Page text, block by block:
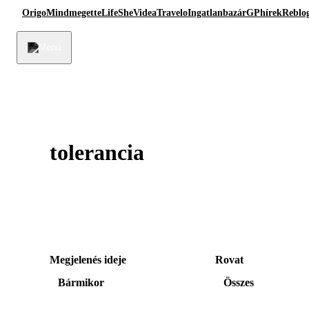
OrigoMindmegetteLifeSheVideaTraveloIngatlanbazárGPhírek
tolerancia
Megjelenés ideje
Bármikor
Rovat
Összes